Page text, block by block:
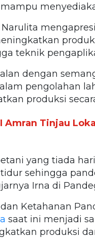
teknik
dengan
pengolahan
produksi
Amran Tinjau
yang tiada
sehingga
Irna di
Ketahanan
saat ini menjadi
produksi